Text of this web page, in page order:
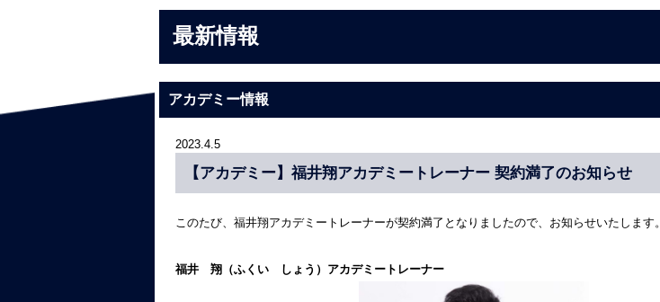
最新情報
アカデミー情報
2023.4.5
【アカデミー】福井翔アカデミートレーナー 契約満了のお知らせ
このたび、福井翔アカデミートレーナーが契約満了となりましたので、お知らせいたします。
福井 翔（ふくい しょう）アカデミートレーナー